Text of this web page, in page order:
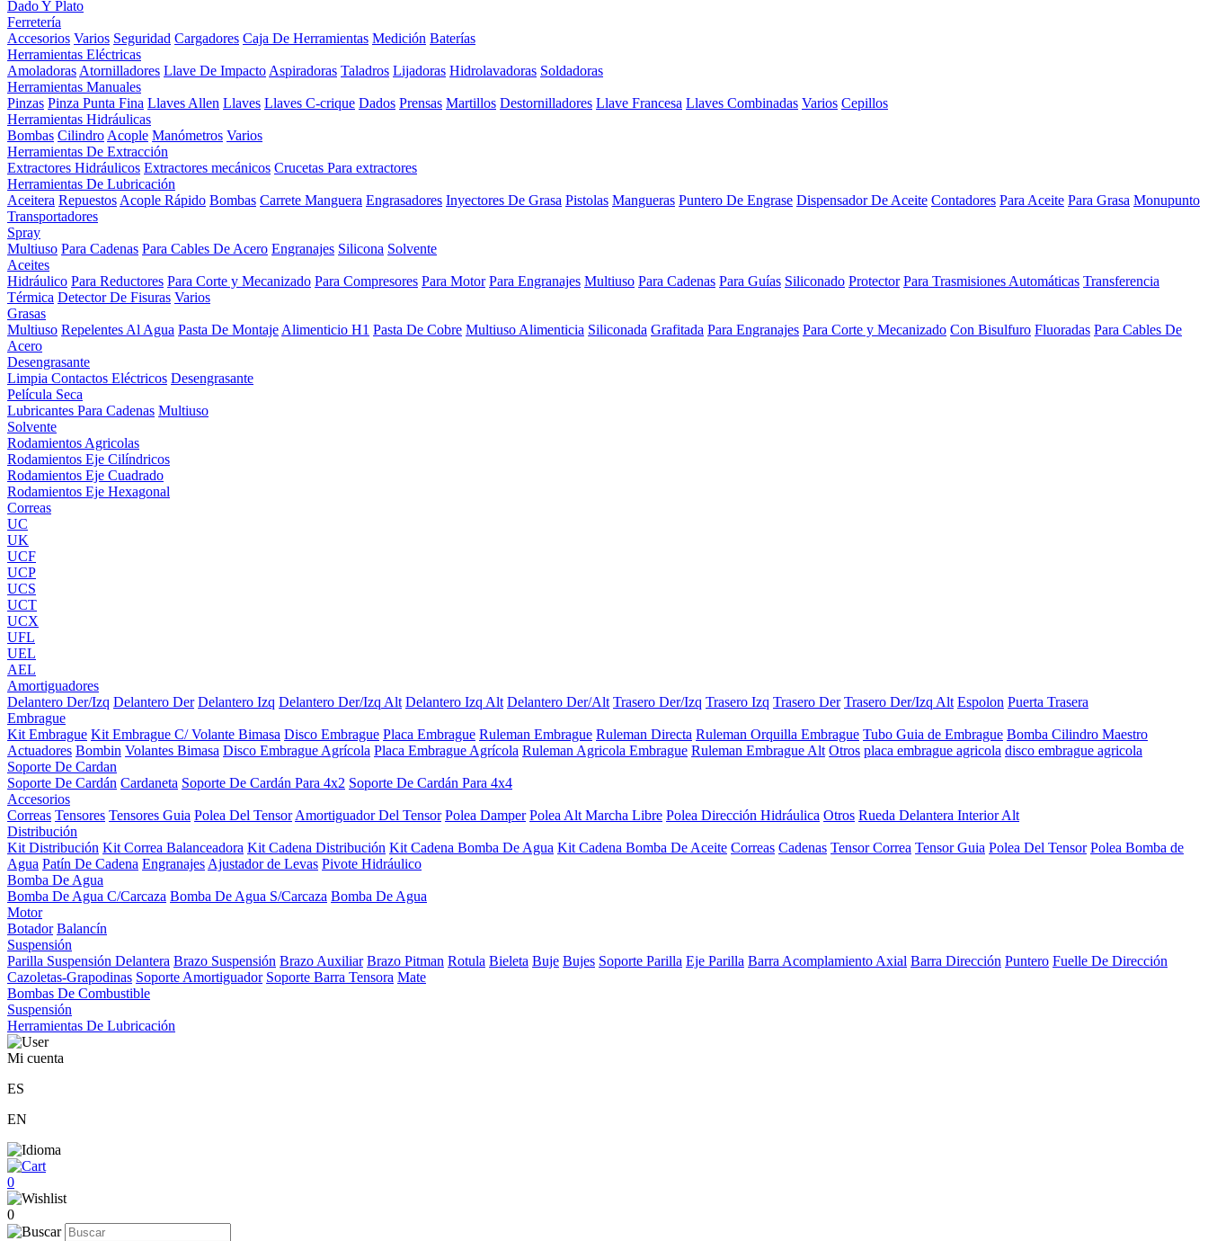
Dado Y Plato
Ferretería
Accesorios Varios Seguridad Cargadores Caja De Herramientas Medición Baterías
Herramientas Eléctricas
Amoladoras Atornilladores Llave De Impacto Aspiradoras Taladros Lijadoras Hidrolavadoras Soldadoras
Herramientas Manuales
Pinzas Pinza Punta Fina Llaves Allen Llaves Llaves C-crique Dados Prensas Martillos Destornilladores Llave Francesa Llaves Combinadas Varios Cepillos
Herramientas Hidráulicas
Bombas Cilindro Acople Manómetros Varios
Herramientas De Extracción
Extractores Hidráulicos Extractores mecánicos Crucetas Para extractores
Herramientas De Lubricación
Aceitera Repuestos Acople Rápido Bombas Carrete Manguera Engrasadores Inyectores De Grasa Pistolas Mangueras Puntero De Engrase Dispensador De Aceite Contadores Para Aceite Para Grasa Monupunto
Transportadores
Spray
Multiuso Para Cadenas Para Cables De Acero Engranajes Silicona Solvente
Aceites
Hidráulico Para Reductores Para Corte y Mecanizado Para Compresores Para Motor Para Engranajes Multiuso Para Cadenas Para Guías Siliconado Protector Para Trasmisiones Automáticas Transferencia
Térmica Detector De Fisuras Varios
Grasas
Multiuso Repelentes Al Agua Pasta De Montaje Alimenticio H1 Pasta De Cobre Multiuso Alimenticia Siliconada Grafitada Para Engranajes Para Corte y Mecanizado Con Bisulfuro Fluoradas Para Cables De
Acero
Desengrasante
Limpia Contactos Eléctricos Desengrasante
Película Seca
Lubricantes Para Cadenas Multiuso
Solvente
Rodamientos Agricolas
Rodamientos Eje Cilíndricos
Rodamientos Eje Cuadrado
Rodamientos Eje Hexagonal
Correas
UC
UK
UCF
UCP
UCS
UCT
UCX
UFL
UEL
AEL
Amortiguadores
Delantero Der/Izq Delantero Der Delantero Izq Delantero Der/Izq Alt Delantero Izq Alt Delantero Der/Alt Trasero Der/Izq Trasero Izq Trasero Der Trasero Der/Izq Alt Espolon Puerta Trasera
Embrague
Kit Embrague Kit Embrague C/ Volante Bimasa Disco Embrague Placa Embrague Ruleman Embrague Ruleman Directa Ruleman Orquilla Embrague Tubo Guia de Embrague Bomba Cilindro Maestro
Actuadores Bombin Volantes Bimasa Disco Embrague Agrícola Placa Embrague Agrícola Ruleman Agricola Embrague Ruleman Embrague Alt Otros placa embrague agricola disco embrague agricola
Soporte De Cardan
Soporte De Cardán Cardaneta Soporte De Cardán Para 4x2 Soporte De Cardán Para 4x4
Accesorios
Correas Tensores Tensores Guia Polea Del Tensor Amortiguador Del Tensor Polea Damper Polea Alt Marcha Libre Polea Dirección Hidráulica Otros Rueda Delantera Interior Alt
Distribución
Kit Distribución Kit Correa Balanceadora Kit Cadena Distribución Kit Cadena Bomba De Agua Kit Cadena Bomba De Aceite Correas Cadenas Tensor Correa Tensor Guia Polea Del Tensor Polea Bomba de
Agua Patín De Cadena Engranajes Ajustador de Levas Pivote Hidráulico
Bomba De Agua
Bomba De Agua C/Carcaza Bomba De Agua S/Carcaza Bomba De Agua
Motor
Botador Balancín
Suspensión
Parilla Suspensión Delantera Brazo Suspensión Brazo Auxiliar Brazo Pitman Rotula Bieleta Buje Bujes Soporte Parilla Eje Parilla Barra Acomplamiento Axial Barra Dirección Puntero Fuelle De Dirección
Cazoletas-Grapodinas Soporte Amortiguador Soporte Barra Tensora Mate
Bombas De Combustible
Suspensión
Herramientas De Lubricación
Mi cuenta
ES
EN
0
0